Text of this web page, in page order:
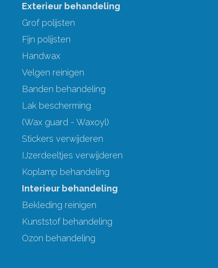
Exterieur behandeling
Grof polijsten
Fijn polijsten
Handwax
Velgen reinigen
Banden behandeling
Lak bescherming
(Wax guard - Waxoyl)
Stickers verwijderen
IJzerdeeltjes verwijderen
Koplamp behandeling
Interieur behandeling
Bekleding reinigen
Kunststof behandeling
Ozon behandeling